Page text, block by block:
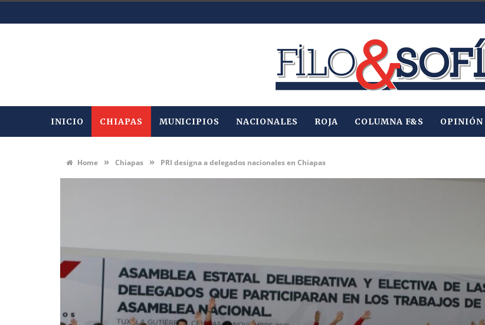
INICIO CHIAPAS MUNICIPIOS NACIONALES ROJA COLUMNA F&S OPINIÓN
Home » Chiapas » PRI designa a delegados nacionales en Chiapas